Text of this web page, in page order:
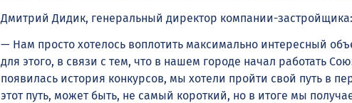
Дмитрий Дидик, генеральный директор компании-застройщика:
— Нам просто хотелось воплотить максимально интересный
для этого, в связи с тем, что в нашем городе начал работать
появилась история конкурсов, мы хотели пройти свой путь в
этот путь, может быть, не самый короткий, но в итоге мы